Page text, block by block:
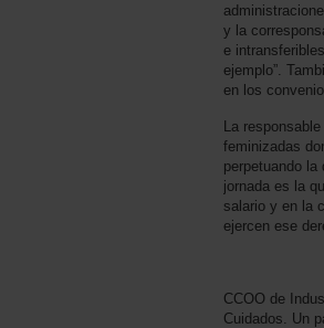
y la
e
ejemplo”.
en los
La
feminizadas
perpetuando la
jornada es la
salario y en la
ejercen ese
CCOO de
Cuidados. Un